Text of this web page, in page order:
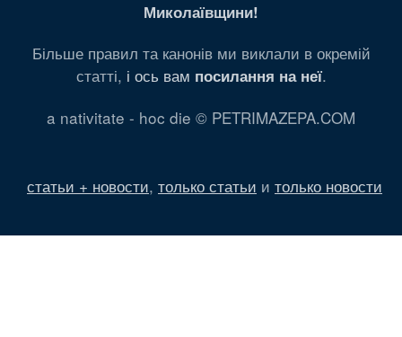
Миколаївщини!
Більше правил та канонів ми виклали в окремій
статті, і ось вам посилання на неї.
a nativitate - hoc die © PETRIMAZEPA.COM
статьи + новости, только статьи и только новости